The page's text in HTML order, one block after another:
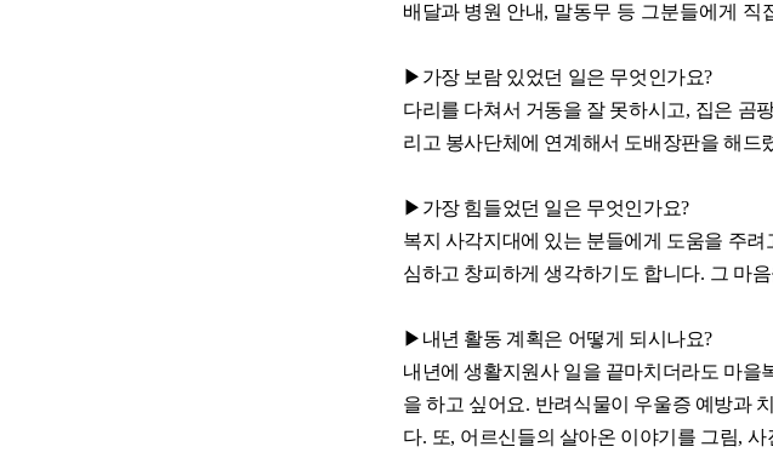
배달과 병원 안내, 말동무 등 그분들에게 직
▶ 가장 보람 있었던 일은 무엇인가요?
다리를 다쳐서 거동을 잘 못하시고, 집은 곰
리고 봉사단체에 연계해서 도배장판을 해
▶ 가장 힘들었던 일은 무엇인가요?
복지 사각지대에 있는 분들에게 도움을 주려
심하고 창피하게 생각하기도 합니다. 그 마
▶ 내년 활동 계획은 어떻게 되시나요?
내년에 생활지원사 일을 끝마치더라도 마
을 하고 싶어요. 반려식물이 우울증 예방과
다. 또, 어르신들의 살아온 이야기를 그림,사